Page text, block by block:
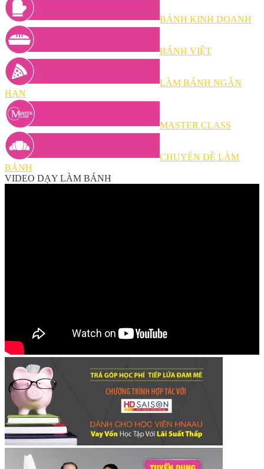
BÁNH KINH DOANH
BÁNH VIỆT
LÀM BÁNH NGẮN
HẠN
MASTER CLASS
CHUYÊN ĐỀ LÀM
BÁNH
VIDEO DẠY LÀM BÁNH